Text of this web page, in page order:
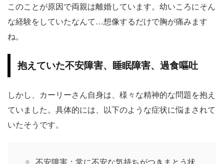
このことが原因で両親は離婚しています。幼いころにそん
な経験をしていたなんて…想像するだけで胸が痛みます
ね。
抱えていた不安障害、睡眠障害、過食嘔吐
しかし、カーリーさん自身は、様々な精神的な問題を抱え
ていました。具体的には、以下のような症状に悩まされて
いたそうです。